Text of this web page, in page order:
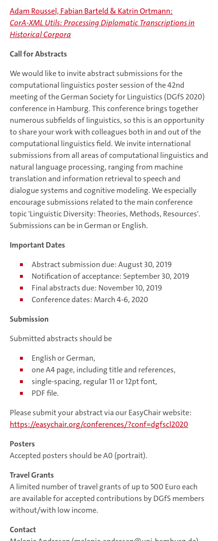
Adam Roussel, Fabian Barteld & Katrin Ortmann:
CorA-XML Utils: Processing Diplomatic Transcriptions in
Historical Corpora
Call for Abstracts
We would like to invite abstract submissions for the
computational linguistics poster session of the 42nd
meeting of the German Society for Linguistics (DGfS 2020)
conference in Hamburg. This conference brings together
numerous subfields of linguistics, so this is an opportunity
to share your work with colleagues both in and out of the
computational linguistics field. We invite international
submissions from all areas of computational linguistics and
natural language processing, ranging from machine
translation and information retrieval to speech and
dialogue systems and cognitive modeling. We especially
encourage submissions related to the main conference
topic 'Linguistic Diversity: Theories, Methods, Resources'.
Submissions can be in German or English.
Important Dates
Abstract submission due: August 30, 2019
Notification of acceptance: September 30, 2019
Final abstracts due: November 10, 2019
Conference dates: March 4-6, 2020
Submission
Submitted abstracts should be
English or German,
one A4 page, including title and references,
single-spacing, regular 11 or 12pt font,
PDF file.
Please submit your abstract via our EasyChair website:
https://easychair.org/conferences/?conf=dgfscl2020
Posters
Accepted posters should be A0 (portrait).
Travel Grants
A limited number of travel grants of up to 500 Euro each
are available for accepted contributions by DGfS members
without/with low income.
Contact